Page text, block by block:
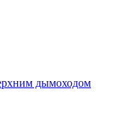
дымоходом